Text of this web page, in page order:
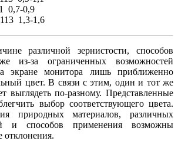
0,7-0,9
1,3-1,6
различной зернистости, способов
из-за ограниченных возможностей
экране монитора лишь приближенно
цвет. В связи с этим, один и тот же
выглядеть по-разному. Представленные
выбор соответствующего цвета.
природных материалов, различных
и способов применения возможны
отклонения.